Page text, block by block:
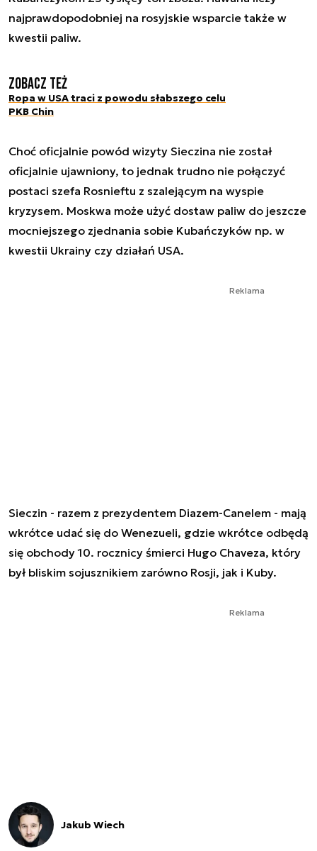
najprawdopodobniej na rosyjskie wsparcie także w
kwestii paliw.
Zobacz też
Ropa w USA traci z powodu słabszego celu
PKB Chin
Choć oficjalnie powód wizyty Sieczina nie został
oficjalnie ujawniony, to jednak trudno nie połączyć
postaci szefa Rosnieftu z szalejącym na wyspie
kryzysem. Moskwa może użyć dostaw paliw do jeszcze
mocniejszego zjednania sobie Kubańczyków np. w
kwestii Ukrainy czy działań USA.
Reklama
Sieczin - razem z prezydentem Diazem-Canelem - mają
wkrótce udać się do Wenezueli, gdzie wkrótce odbędą
się obchody 10. rocznicy śmierci Hugo Chaveza, który
był bliskim sojusznikiem zarówno Rosji, jak i Kuby.
Reklama
Jakub Wiech